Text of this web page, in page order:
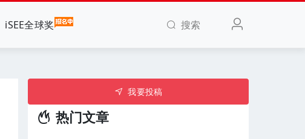
iSEE全球奖 搜索
我要投稿
热门文章